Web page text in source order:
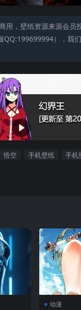
用，壁纸资源来源会
），我
悟空 手机壁纸 手机
动漫